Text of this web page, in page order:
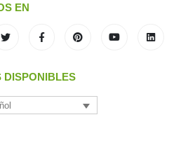
EN
DISPONIBLES